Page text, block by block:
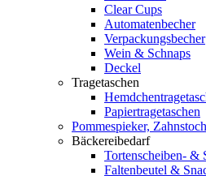
Clear Cups
Automatenbecher
Verpackungsbecher
Wein & Schnaps
Deckel
Tragetaschen
Papiertragetaschen
Pommespieker,
Bäckereibedarf
Tortenscheiben- &
Faltenbeutel &